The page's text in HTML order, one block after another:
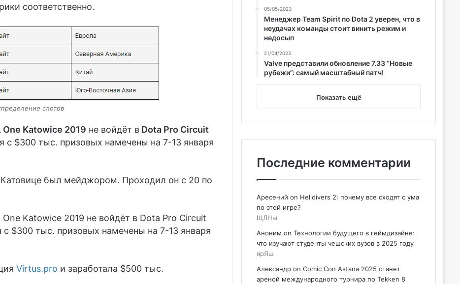
соответственно.
слотов
One Katowice 2019 не войдёт вDota Pro Circuit
с $300 тыс. призовых намечены на 7-13 января
был мейджором. Проходил он c 20 по
Katowice 2019 не войдёт в Dota Pro Circuit
$300 тыс. призовых намечены на 7-13 января
Virtus.pro и заработала $500 тыс.
05/05/2023
Менеджер Team Spirit по Dota 2 уверен, что в
неудачах команды стоит винить режим и
недосып
21/04/2023
Valve представили обновление 7.33 “Новые
рубежи”: самый масштабный патч!
Показать ещё
Последние комментарии
Аресений on Helldivers 2: почему все сходят с ума
по этой игре?
ЩЛНы
Аноним on Технологии будущего в геймдизайне:
что изучают студенты чешских вузов в 2025 году
ярЯш
Александр on Comic Con Astana 2025 станет
ареной международного турнира по Tekken 8